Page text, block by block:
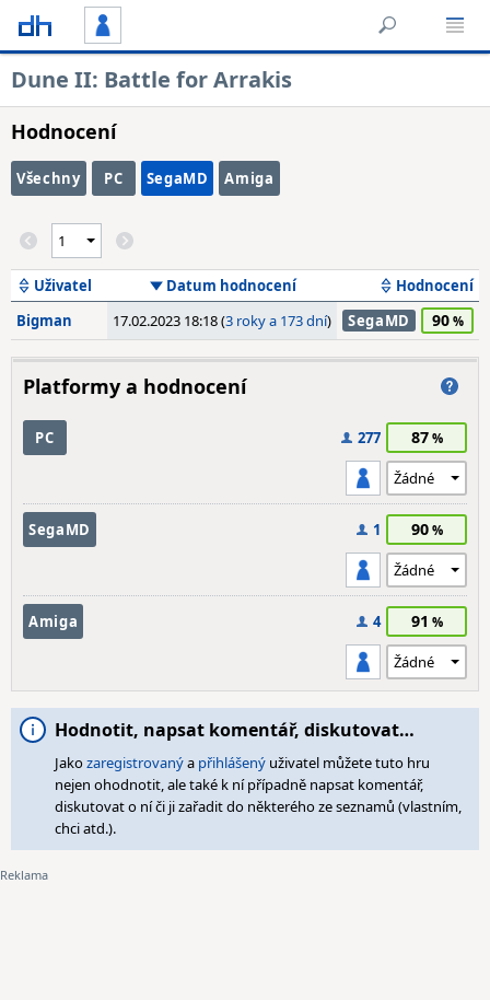
Dune II: Battle for Arrakis
Hodnocení
Všechny PC SegaMD Amiga
Uživatel Datum hodnocení
Hodnocení
Bigman
17.02.2023 18:18 (3 roky a 173 dní) SegaMD 90
Platformy a hodnocení
PC 277 87
SegaMD 1 90
Amiga 4 91
Hodnotit, napsat komentář, diskutovat…
Jakozaregistrovanýa přihlášený uživatel můžete tuto hru
nejen ohodnotit, ale také k ní případně napsat komentář,
diskutovat o ní či ji zařadit do některého ze seznamů (vlastním,
chci atd.).